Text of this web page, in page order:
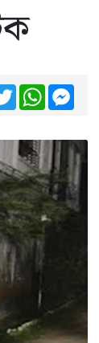
TwitterWhatsApp